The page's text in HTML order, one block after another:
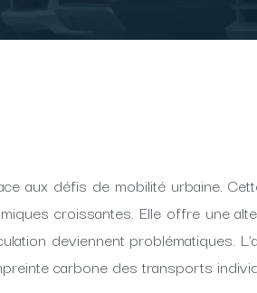
aux défis de mobilité urbaine.
croissantes. Elle offre une
deviennent problématiques.
carbone des transports